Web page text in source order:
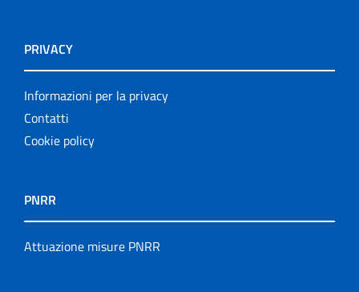
PRIVACY
Informazioni per la privacy
Contatti
Cookie policy
PNRR
Attuazione misure PNRR